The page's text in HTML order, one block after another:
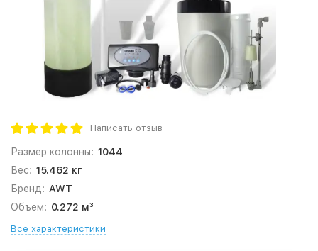
Написать отзыв
Размер колонны: 1044
Вес: 15.462 кг
Бренд: AWT
Объем: 0.272 м³
Все характеристики